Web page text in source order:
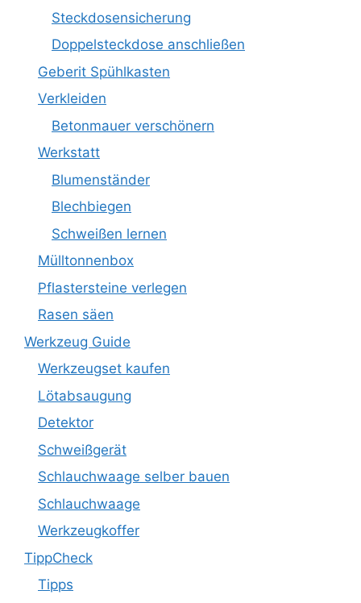
Steckdosensicherung
Doppelsteckdose anschließen
Geberit Spühlkasten
Verkleiden
Betonmauer verschönern
Werkstatt
Blumenständer
Blechbiegen
Schweißen lernen
Mülltonnenbox
Pflastersteine verlegen
Rasen säen
Werkzeug Guide
Werkzeugset kaufen
Lötabsaugung
Detektor
Schweißgerät
Schlauchwaage selber bauen
Schlauchwaage
Werkzeugkoffer
TippCheck
Tipps